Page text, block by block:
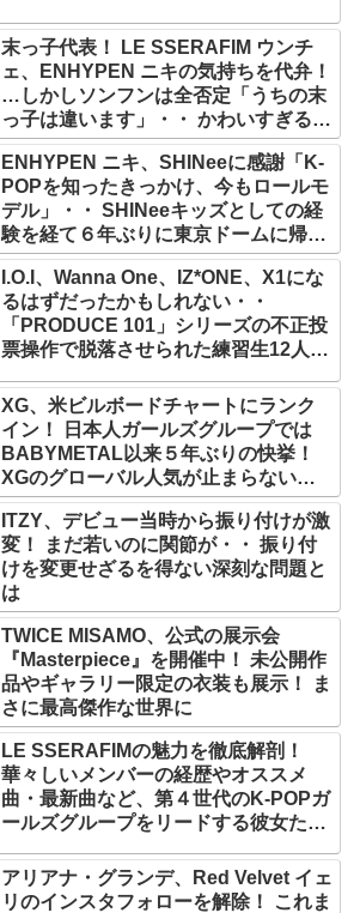
末っ子代表！ LE SSERAFIM ウンチ
ェ、ENHYPEN ニキの気持ちを代弁！
…しかしソンフンは全否定「うちの末
っ子は違います」・・ かわいすぎる２
人の会話に爆笑
ENHYPEN ニキ、SHINeeに感謝「K-
POPを知ったきっかけ、今もロールモ
デル」・・ SHINeeキッズとしての経
験を経て６年ぶりに東京ドームに帰還
した感想は？
I.O.I、Wanna One、IZ*ONE、X1にな
るはずだったかもしれない・・
「PRODUCE 101」シリーズの不正投
票操作で脱落させられた練習生12人の
XG、米ビルボードチャートにランク
イン！ 日本人ガールズグループでは
BABYMETAL以来５年ぶりの快挙！
XGのグローバル人気が止まらない…
「コーチェラ2025」にも日本人唯一の
出演
ITZY、デビュー当時から振り付けが激
変！ まだ若いのに関節が・・ 振り付
けを変更せざるを得ない深刻な問題と
は
TWICE MISAMO、公式の展示会
『Masterpiece』を開催中！ 未公開作
品やギャラリー限定の衣装も展示！ ま
さに最高傑作な世界に
LE SSERAFIMの魅力を徹底解剖！
華々しいメンバーの経歴やオススメ
曲・最新曲など、第４世代のK-POPガ
ールズグループをリードする彼女たち
アリアナ・グランデ、Red Velvet イェ
リのインスタフォローを解除！ これま